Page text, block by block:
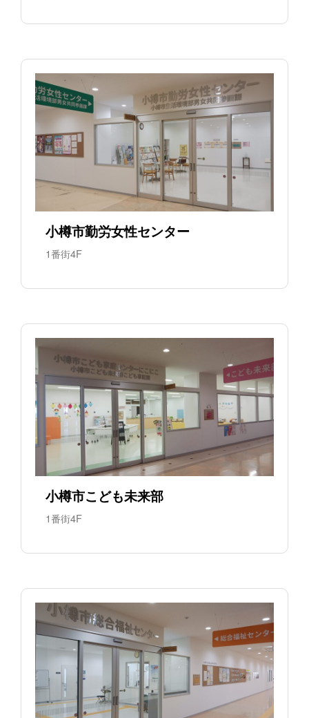
小樽市勤労女性センター
1番街4F
小樽市こども未来部
1番街4F